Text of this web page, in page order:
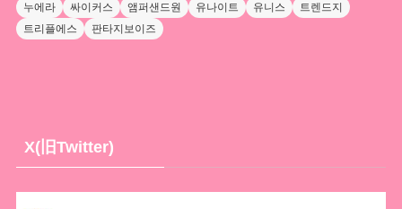
누에라
싸이커스 앰퍼샌드원 유나이트 유니스
트렌드지
트리플에스
판타지보이즈
X(旧Twitter)